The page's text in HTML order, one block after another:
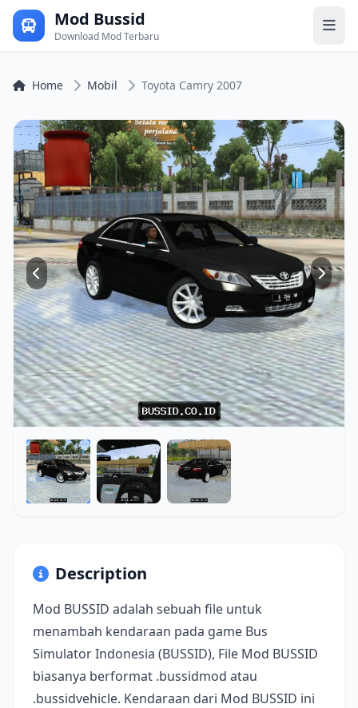
Mod Bussid
Download Mod Terbaru
Home Mobil Toyota Camry 2007
Description
Mod BUSSID adalah sebuah file untuk
menambah kendaraan pada game Bus
Simulator Indonesia (BUSSID), File Mod BUSSID
biasanya berformat .bussidmod atau
.bussidvehicle. Kendaraan dari Mod BUSSID ini